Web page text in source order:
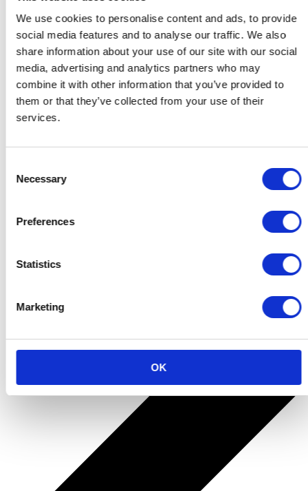
We use cookies to personalise content and ads, to provide
social media features and to analyse our traffic. We also
share information about your use of our site with our social
media, advertising and analytics partners who may
combine it with other information that you’ve provided to
them or that they’ve collected from your use of their
services.
Selection
Necessary
Preferences
Statistics
Marketing
OK
Contact
Terug naar alle cadeau's